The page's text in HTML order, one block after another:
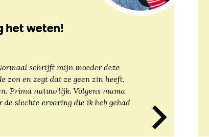
het weten!
schrijft mijn moeder deze
zon en zegt dat ze geen zin heeft.
Prima natuurlijk. Volgens mama
de slechte ervaring die ik heb gehad